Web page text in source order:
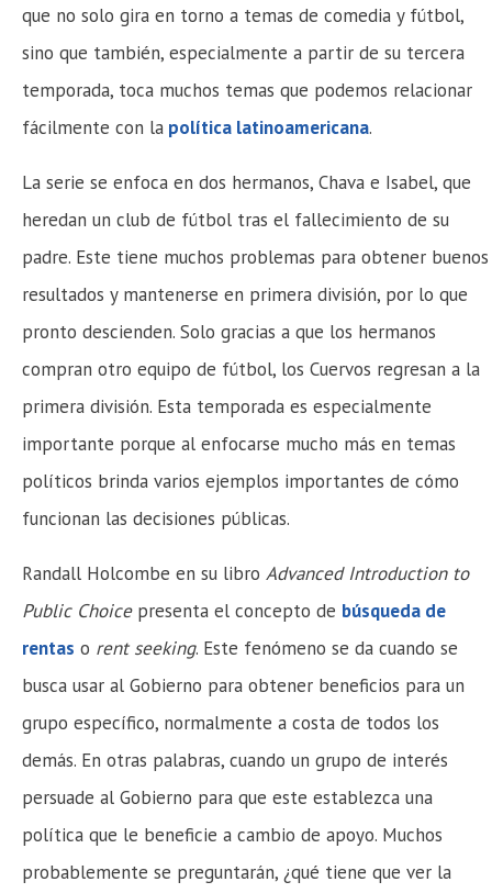
que no solo gira en torno a temas de comedia y fútbol,
sino que también, especialmente a partir de su tercera
temporada, toca muchos temas que podemos relacionar
fácilmente con la política latinoamericana.
La serie se enfoca en dos hermanos, Chava e Isabel, que
heredan un club de fútbol tras el fallecimiento de su
padre. Este tiene muchos problemas para obtener buenos
resultados y mantenerse en primera división, por lo que
pronto descienden. Solo gracias a que los hermanos
compran otro equipo de fútbol, los Cuervos regresan a la
primera división. Esta temporada es especialmente
importante porque al enfocarse mucho más en temas
políticos brinda varios ejemplos importantes de cómo
funcionan las decisiones públicas.
Randall Holcombe en su libro Advanced Introduction to
Public Choicepresenta el concepto de búsqueda de
rentas o rent seeking. Este fenómeno se da cuando se
busca usar al Gobierno para obtener beneficios para un
grupo específico, normalmente a costa de todos los
demás. En otras palabras, cuando un grupo de interés
persuade al Gobierno para que este establezca una
política que le beneficie a cambio de apoyo. Muchos
probablemente se preguntarán, ¿qué tiene que ver la